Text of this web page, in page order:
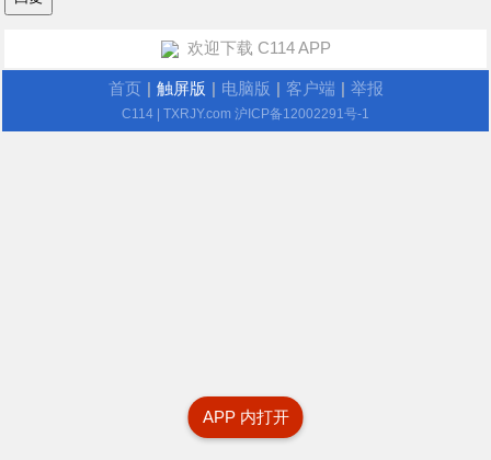
APP 内打开
欢迎下载 C114 APP
首页 触屏版 电脑版 客户端 举报
C114 | TXRJY.com 沪ICP备12002291号-1